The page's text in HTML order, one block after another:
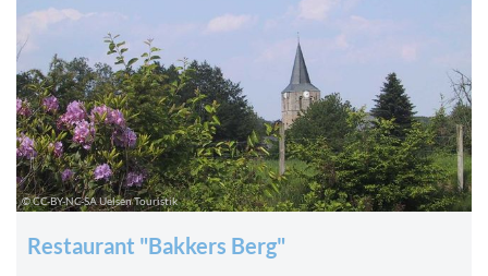
© CC-BY-NC-SA Uelsen Touristik
Restaurant "Bakkers Berg"